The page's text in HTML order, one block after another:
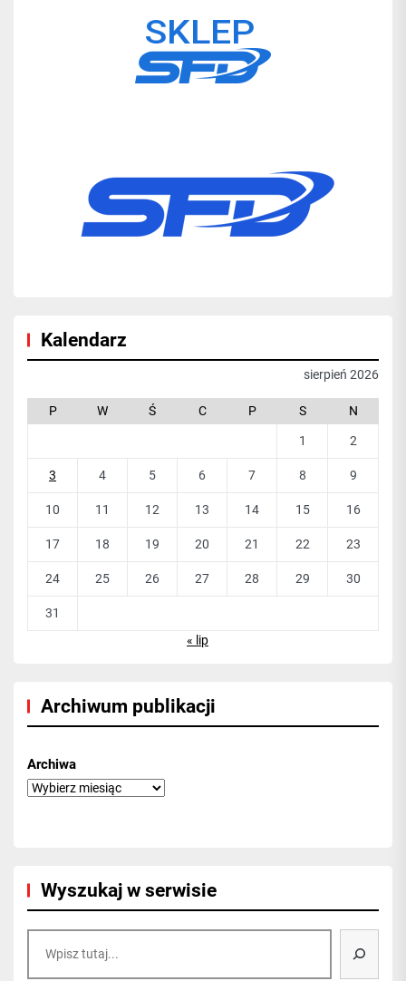
Kalendarz
sierpień 2026
P W Ś C P S N
1 2
3 4 5 6 7 8 9
10 11 12 13 14 15 16
17 18 19 20 21 22 23
24 25 26 27 28 29 30
31
« lip
Archiwum publikacji
Archiwa
Wyszukaj w serwisie